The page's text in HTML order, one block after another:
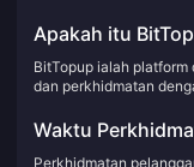
Apakah itu
BitTopup ialah
dan perkhidmatan
Waktu
Perkhidmatan